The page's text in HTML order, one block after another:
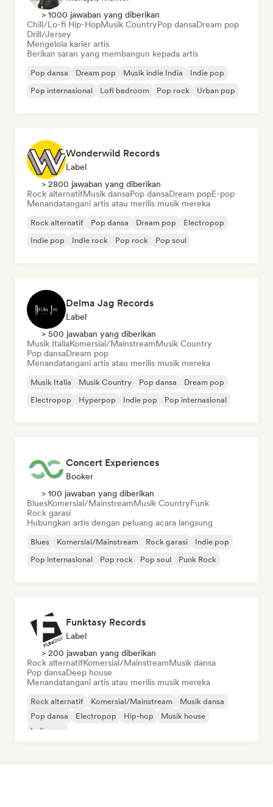
> 1000 jawaban yang diberikan
Chill/Lo-fi Hip-HopMusik CountryPop dansaDream pop
Drill/Jersey
Mengelola karier artis
Berikan saran yang membangun kepada artis
Pop dansa Dream pop Musik indie India
Indie pop
Pop internasional
Lofi bedroom Pop rock Urban pop
Wonderwild Records
Label
> 2800 jawaban yang diberikan
Rock alternatifMusik dansaPop dansaDream popE-pop
Menandatangani artis atau merilis musik mereka
Rock alternatif Pop dansa Dream pop
Electropop
Indie pop
Indie rock Pop rock Pop soul
Delma Jag Records
Label
> 500 jawaban yang diberikan
Musik ItaliaKomersial/MainstreamMusik Country
Pop dansaDream pop
Menandatangani artis atau merilis musik mereka
Musik Italia Musik Country Pop dansa
Dream pop
Electropop
Hyperpop Indie pop Pop internasional
Concert Experiences
Booker
> 100 jawaban yang diberikan
BluesKomersial/MainstreamMusik CountryFunk
Rock garasi
Hubungkan artis dengan peluang acara langsung
Blues Komersial/Mainstream Rock garasi
Indie pop
Pop internasional
Pop rock Pop soul Punk Rock
Funktasy Records
Label
> 200 jawaban yang diberikan
Rock alternatifKomersial/MainstreamMusik dansa
Pop dansaDeep house
Menandatangani artis atau merilis musik mereka
Rock alternatif Komersial/Mainstream
Musik dansa
Pop dansa
Electropop Hip-hop
Musik house
Indie pop